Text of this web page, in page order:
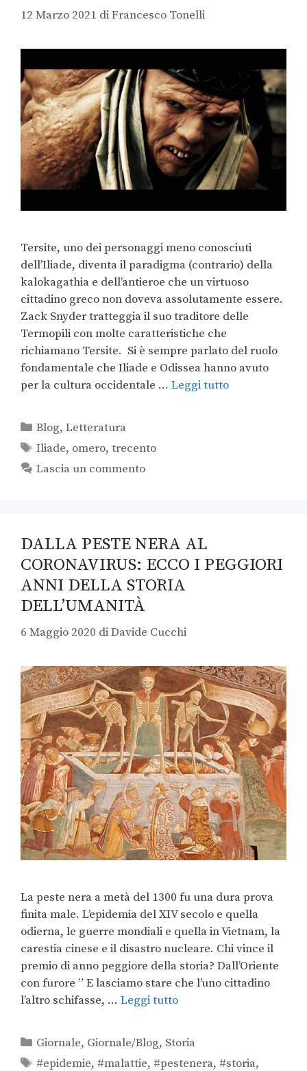
12 Marzo 2021 diFrancesco Tonelli
Tersite, uno dei personaggi meno conosciuti
dell’Iliade, diventa il paradigma (contrario) della
kalokagathia e dell’antieroe che un virtuoso
cittadino greco non doveva assolutamente essere.
Zack Snyder tratteggia il suo traditore delle
Termopili con molte caratteristiche che
richiamano Tersite. Si è sempre parlato del ruolo
fondamentale che Iliade e Odissea hanno avuto
per la cultura occidentale … Leggi tutto
Blog,Letteratura
Iliade, omero,trecento
Lascia un commento
DALLA PESTE NERA AL
CORONAVIRUS: ECCO I PEGGIORI
ANNI DELLA STORIA
DELL’UMANITÀ
6 Maggio 2020 diDavide Cucchi
La peste nera a metà del 1300 fu una dura prova
finita male. L’epidemia del XIV secolo e quella
odierna, le guerre mondiali e quella in Vietnam, la
carestia cinese e il disastro nucleare. Chi vince il
premio di anno peggiore della storia? Dall’Oriente
con furore ” E lasciamo stare che l’uno cittadino
l’altro schifasse, … Leggi tutto
Giornale, Giornale/Blog, Storia
#epidemie, #malattie, #pestenera, #storia,